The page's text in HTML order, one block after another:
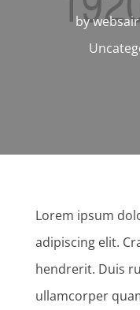
bywebsair
Lorem ipsum
adipiscing elit.
hendrerit. Duis
ullamcorper